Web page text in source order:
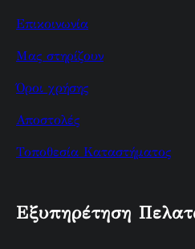
Επικοινωνία
Μας στηρίζουν
Όροι χρήσης
Αποστολές
Τοποθεσία Καταστήματος
Εξυπηρέτηση